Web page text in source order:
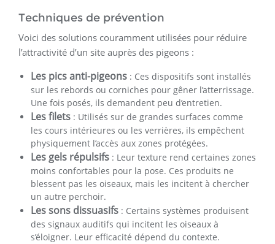
Techniques de prévention
Voici des solutions couramment utilisées pour réduire
l’attractivité d’un site auprès des pigeons :
Les pics anti-pigeons : Ces dispositifs sont installés
sur les rebords ou corniches pour gêner l’atterrissage.
Une fois posés, ils demandent peu d’entretien.
Les filets : Utilisés sur de grandes surfaces comme
les cours intérieures ou les verrières, ils empêchent
physiquement l’accès aux zones protégées.
Les gels répulsifs : Leur texture rend certaines zones
moins confortables pour la pose. Ces produits ne
blessent pas les oiseaux, mais les incitent à chercher
un autre perchoir.
Les sons dissuasifs : Certains systèmes produisent
des signaux auditifs qui incitent les oiseaux à
s’éloigner. Leur efficacité dépend du contexte.